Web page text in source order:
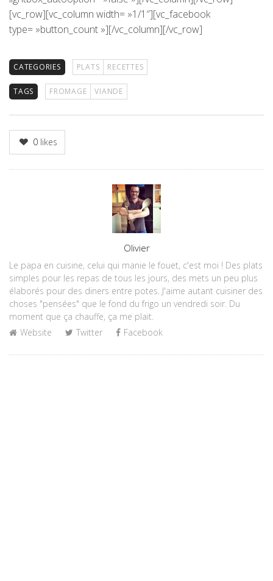
[vc_row][vc_column width= »1/1″][vc_facebook
type= »button_count »][/vc_column][/vc_row]
CATEGORIES PLATS RECETTES
TAGS FROMAGE VIANDE
0 likes
Olivier
Le papa en cuisine, celui qui manie le fouet, c'est moi ! Des plats
simples pour les repas de tous les jours, des mets un peu plus
élaborés pour des diners entre potes. J'aime autant cuisiner des
choses "pensées" que le fond du frigo un vendredi soir. Du
moment que ça chauffe, ça me plait.
Website
Twitter Facebook